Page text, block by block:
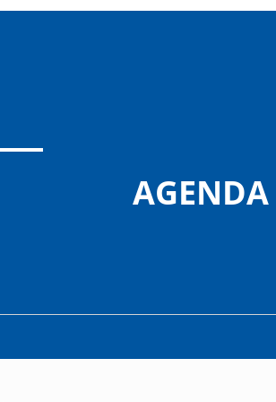
AGENDA